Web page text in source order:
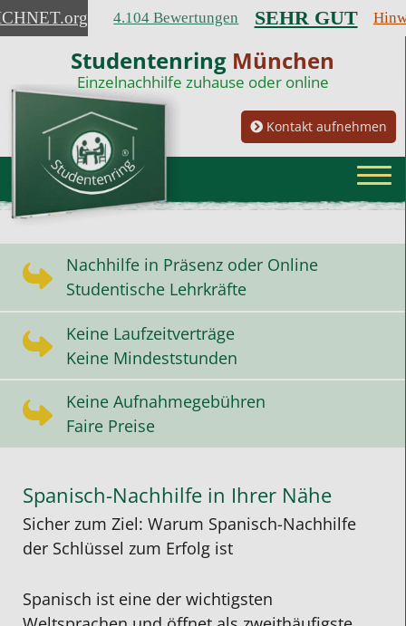
.org 4.104 Bewertungen SEHR GUT
Studentenring München
Einzelnachhilfe zuhause oder online
Kontakt aufnehmen
Nachhilfe in Präsenz oder Online
Studentische Lehrkräfte
Keine Laufzeitverträge
Keine Mindeststunden
Keine Aufnahmegebühren
Faire Preise
Spanisch-Nachhilfe in Ihrer Nähe
Sicher zum Ziel: Warum Spanisch-Nachhilfe
der Schlüssel zum Erfolg ist
Spanisch ist eine der wichtigsten